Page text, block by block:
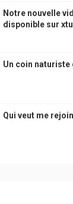
Notre nouvelle
disponible sur
Un coin naturiste
Qui veut me